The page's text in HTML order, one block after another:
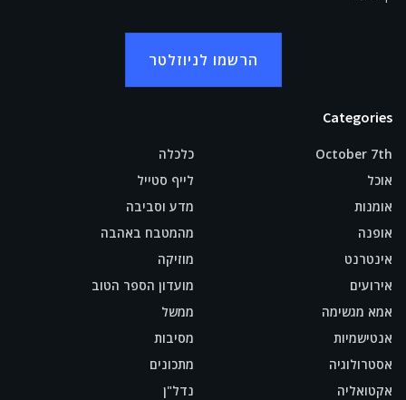
הרשמו לניוזלטר
Categories
October 7th
אוכל
אומנות
אופנה
אינטרנט
אירועים
אמא מגשימה
אנטישמיות
אסטרולוגיה
אקטואליה
כלכלה
לייף סטייל
מדע וסביבה
מהמטבח באהבה
מוזיקה
מועדון הספר הטוב
ממשל
מסיבות
מתכונים
נדל"ן